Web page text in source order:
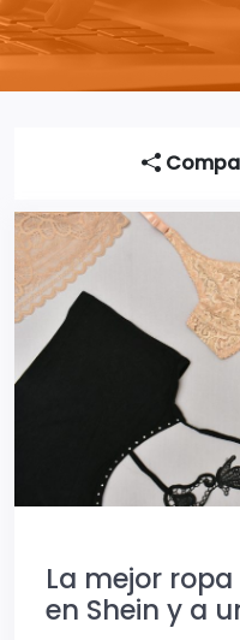
La mejor
en Shein y a